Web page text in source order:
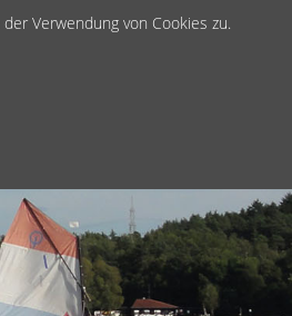
Verwendung von Cookies zu.